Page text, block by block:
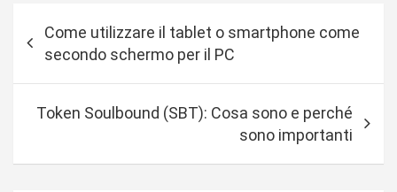
a
Come utilizzare il tablet o smartphone come
secondo schermo per il PC
Token Soulbound (SBT): Cosa sono e perché
sono importanti